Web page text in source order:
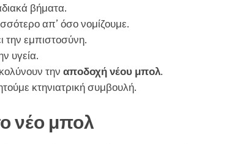
βήματα.
απ’ όσο νομίζουμε.
την εμπιστοσύνη.
υγεία.
την αποδοχή νέου μπολ.
κτηνιατρική συμβουλή.
νέο μπολ